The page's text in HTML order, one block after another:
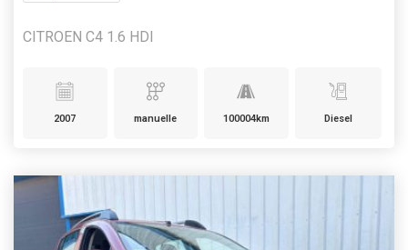
CITROEN C4 1.6 HDI
2007 manuelle 100004km Diesel